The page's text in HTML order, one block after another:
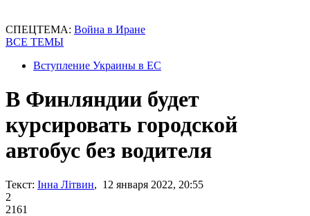
СПЕЦТЕМА: Война в Иране
ВСЕ ТЕМЫ
Вступление Украины в ЕС
В Финляндии будет
курсировать городской
автобус без водителя
Текст: Інна Літвин, 12 января 2022, 20:55
2
2161